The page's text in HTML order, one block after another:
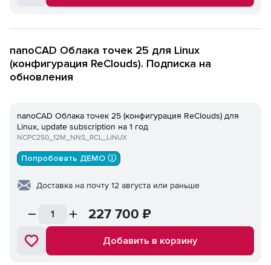
nanoCAD Облака точек 25 для Linux
(конфигурация ReClouds). Подписка на
обновления
nanoCAD Облака точек 25 (конфигурация ReClouds) для
Linux, update subscription на 1 год
NCPC250_12M_NNS_RCL_LINUX
Попробовать ДЕМО ⓘ
Доставка на почту 12 августа или раньше
227 700 ₽
Добавить в корзину